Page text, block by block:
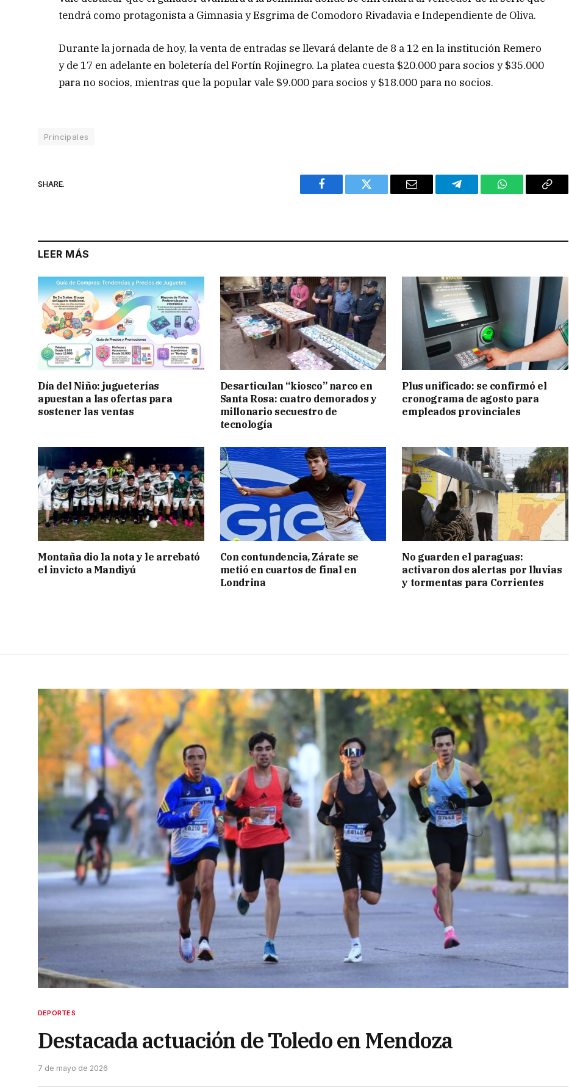
tendrá como protagonista a Gimnasia y Esgrima de Comodoro Rivadavia e Independiente de Oliva.
Durante la jornada de hoy, la venta de entradas se llevará delante de 8 a 12 en la institución Remero
y de 17 en adelante en boletería del Fortín Rojinegro. La platea cuesta $20.000 para socios y $35.000
para no socios, mientras que la popular vale $9.000 para socios y $18.000 para no socios.
Principales
SHARE.
Facebook Twitter Email Telegram WhatsAppCopy
LEER MÁS
Día del Niño: jugueterías
apuestan a las ofertas para
sostener las ventas
Desarticulan “kiosco” narco en
Santa Rosa: cuatro demorados y
millonario secuestro de
tecnología
Plus unificado: se confirmó el
cronograma de agosto para
empleados provinciales
Montaña dio la nota y le arrebató
el invicto a Mandiyú
Con contundencia, Zárate se
metió en cuartos de final en
Londrina
No guarden el paraguas:
activaron dos alertas por lluvias
y tormentas para Corrientes
DEPORTES
Destacada actuación de Toledo en Mendoza
7 de mayo de 2026